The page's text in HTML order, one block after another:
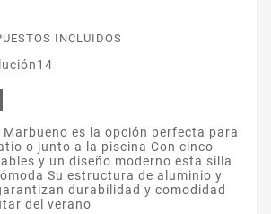
INCLUIDOS
es la opción perfecta para
o junto a la piscina Con cinco
y un diseño moderno esta silla
Su estructura de aluminio y
durabilidad y comodidad
del verano